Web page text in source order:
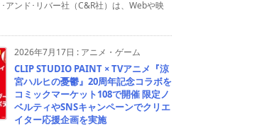
アンド･リバー社（C&R社）は、Webや映
2026年7月17日 : アニメ・ゲーム
CLIP STUDIO PAINT × TVアニメ『涼
宮ハルヒの憂鬱』20周年記念コラボを
コミックマーケット108で開催 限定ノ
ベルティやSNSキャンペーンでクリエ
イター応援企画を実施